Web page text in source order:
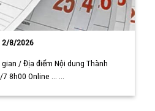
2/8/2026
/ Địa điểm Nội dung Thành
8h00 Online ... ...